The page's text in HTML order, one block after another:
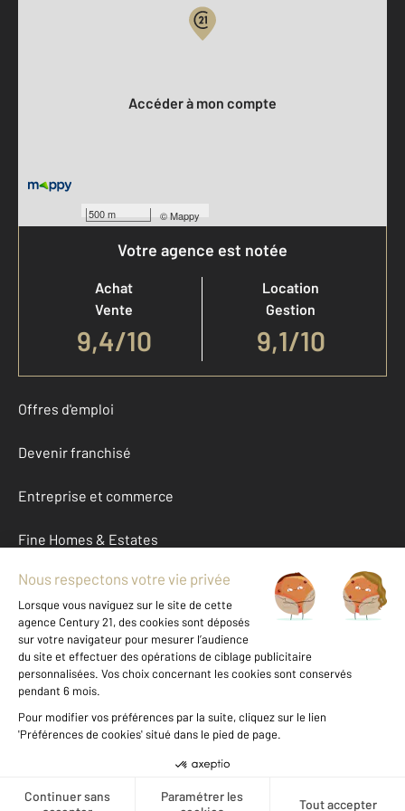
500 m ©Mappy
Accéder à mon compte
Votre agence est notée
Achat
Vente
9,4/10
Location
Gestion
9,1/10
Offres d'emploi
Devenir franchisé
Entreprise et commerce
Fine Homes & Estates
À propos
International
Nous contacter
Données personnelles
Gestionnaire des cookies